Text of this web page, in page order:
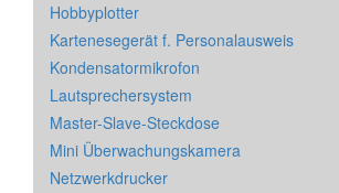
Hobbyplotter
Kartenesegerät f. Personalausweis
Kondensatormikrofon
Lautsprechersystem
Master-Slave-Steckdose
Mini Überwachungskamera
Netzwerkdrucker